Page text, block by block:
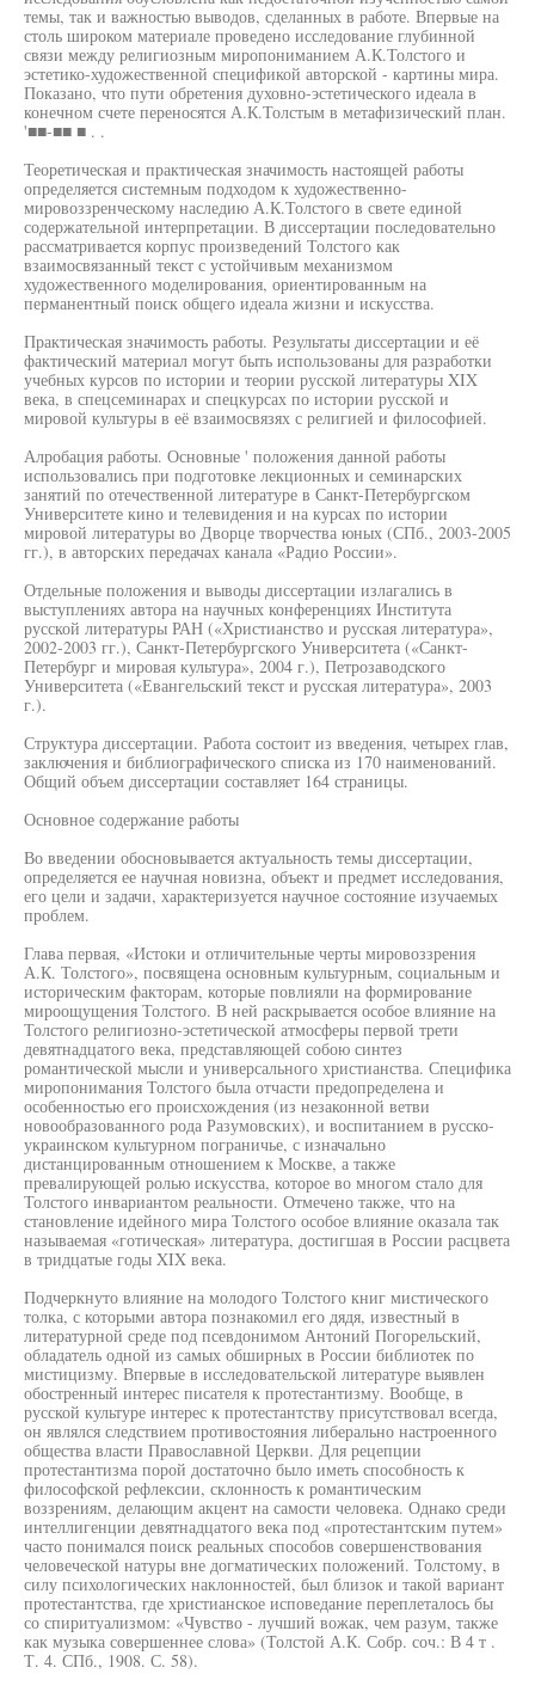
темы, так и важностью выводов, сделанных в работе. Впервые на
столь широком материале проведено исследование глубинной
связи между религиозным миропониманием А.К.Толстого и
эстетико-художественной спецификой авторской - картины мира.
Показано, что пути обретения духовно-эстетического идеала в
конечном счете переносятся А.К.Толстым в метафизический план.
'■■-■■ ■ . .
Теоретическая и практическая значимость настоящей работы
определяется системным подходом к художественно-
мировоззренческому наследию А.К.Толстого в свете единой
содержательной интерпретации. В диссертации последовательно
рассматривается корпус произведений Толстого как
взаимосвязанный текст с устойчивым механизмом
художественного моделирования, ориентированным на
перманентный поиск общего идеала жизни и искусства.
Практическая значимость работы. Результаты диссертации и её
фактический материал могут быть использованы для разработки
учебных курсов по истории и теории русской литературы XIX
века, в спецсеминарах и спецкурсах по истории русской и
мировой культуры в её взаимосвязях с религией и философией.
Алробация работы. Основные ' положения данной работы
использовались при подготовке лекционных и семинарских
занятий по отечественной литературе в Санкт-Петербургском
Университете кино и телевидения и на курсах по истории
мировой литературы во Дворце творчества юных (СПб., 2003-2005
гг.), в авторских передачах канала «Радио России».
Отдельные положения и выводы диссертации излагались в
выступлениях автора на научных конференциях Института
русской литературы РАН («Христианство и русская литература»,
2002-2003 гг.), Санкт-Петербургского Университета («Санкт-
Петербург и мировая культура», 2004 г.), Петрозаводского
Университета («Евангельский текст и русская литература», 2003
г.).
Структура диссертации. Работа состоит из введения, четырех глав,
заключения и библиографического списка из 170 наименований.
Общий объем диссертации составляет 164 страницы.
Основное содержание работы
Во введении обосновывается актуальность темы диссертации,
определяется ее научная новизна, объект и предмет исследования,
его цели и задачи, характеризуется научное состояние изучаемых
проблем.
Глава первая, «Истоки и отличительные черты мировоззрения
А.К. Толстого», посвящена основным культурным, социальным и
историческим факторам, которые повлияли на формирование
мироощущения Толстого. В ней раскрывается особое влияние на
Толстого религиозно-эстетической атмосферы первой трети
девятнадцатого века, представляющей собою синтез
романтической мысли и универсального христианства. Специфика
миропонимания Толстого была отчасти предопределена и
особенностью его происхождения (из незаконной ветви
новообразованного рода Разумовских), и воспитанием в русско-
украинском культурном пограничье, с изначально
дистанцированным отношением к Москве, а также
превалирующей ролью искусства, которое во многом стало для
Толстого инвариантом реальности. Отмечено также, что на
становление идейного мира Толстого особое влияние оказала так
называемая «готическая» литература, достигшая в России расцвета
в тридцатые годы XIX века.
Подчеркнуто влияние на молодого Толстого книг мистического
толка, с которыми автора познакомил его дядя, известный в
литературной среде под псевдонимом Антоний Погорельский,
обладатель одной из самых обширных в России библиотек по
мистицизму. Впервые в исследовательской литературе выявлен
обостренный интерес писателя к протестантизму. Вообще, в
русской культуре интерес к протестантству присутствовал всегда,
он являлся следствием противостояния либерально настроенного
общества власти Православной Церкви. Для рецепции
протестантизма порой достаточно было иметь способность к
философской рефлексии, склонность к романтическим
воззрениям, делающим акцент на самости человека. Однако среди
интеллигенции девятнадцатого века под «протестантским путем»
часто понимался поиск реальных способов совершенствования
человеческой натуры вне догматических положений. Толстому, в
силу психологических наклонностей, был близок и такой вариант
протестантства, где христианское исповедание переплеталось бы
со спиритуализмом: «Чувство - лучший вожак, чем разум, также
как музыка совершеннее слова» (Толстой А.К. Собр. соч.: В 4 т .
Т. 4. СПб., 1908. С. 58).